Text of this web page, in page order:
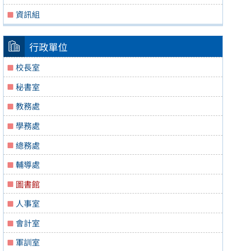
資訊組
行政單位
校長室
秘書室
教務處
學務處
總務處
輔導處
圖書館
人事室
會計室
軍訓室